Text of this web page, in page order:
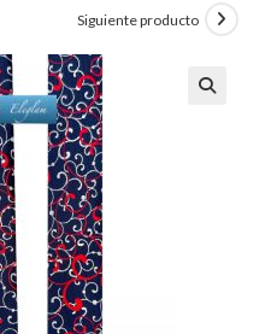
Siguiente producto